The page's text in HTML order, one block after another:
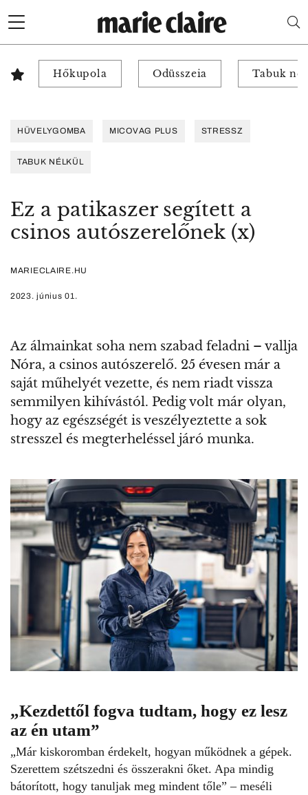
Hőkupola Odüsszeia Tabuk
HÜVELYGOMBA MICOVAG PLUS STRESSZ
TABUK NÉLKÜL
Ez a patikaszer segített a
csinos autószerelőnek (x)
MARIECLAIRE.HU
2023. június 01.
Az álmainkat soha nem szabad feladni – vallja
Nóra, a csinos autószerelő. 25 évesen már a
saját műhelyét vezette, és nem riadt vissza
semmilyen kihívástól. Pedig volt már olyan,
hogy az egészségét is veszélyeztette a sok
stresszel és megterheléssel járó munka.
„Kezdettől fogva tudtam, hogy ez lesz
az én utam”
„Már kiskoromban érdekelt, hogyan működnek a gépek.
Szerettem szétszedni és összerakni őket. Apa mindig
bátorított, hogy tanuljak meg mindent tőle” – meséli